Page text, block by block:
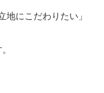
地にこだわりたい」